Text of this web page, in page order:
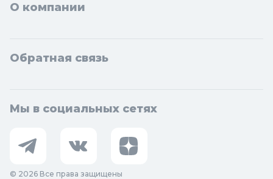
О компании
Обратная связь
Мы в социальных сетях
© 2026 Все права защищены